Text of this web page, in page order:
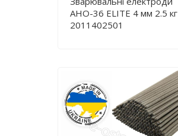
АНО-36 ЕLІТE 4 мм 2.5 кг
2011402501